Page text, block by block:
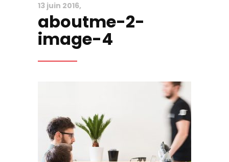
13 juin 2016
aboutme-2-
image-4